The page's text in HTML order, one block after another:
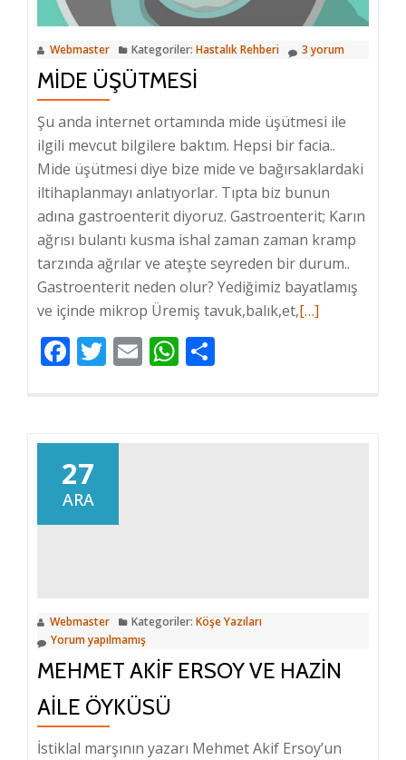
Webmaster Kategoriler: Hastalık Rehberi 3 yorum
MIDE ÜŞÜTMESI
Şu anda internet ortamında mide üşütmesi ile
ilgili mevcut bilgilere baktım. Hepsi bir facia..
Mide üşütmesi diye bize mide ve bağırsaklardaki
iltihaplanmayı anlatıyorlar. Tıpta biz bunun
adına gastroenterit diyoruz. Gastroenterit; Karın
ağrısı bulantı kusma ishal zaman zaman kramp
tarzında ağrılar ve ateşte seyreden bir durum..
Gastroenterit neden olur? Yediğimiz bayatlamış
ve içinde mikrop Üremiş tavuk,balık,et,Hakkında
[…]
FacebookTwitterEmail WhatsApp
27
ARA
Webmaster Kategoriler: Köşe Yazıları
Yorum yapılmamış
MEHMET AKIF ERSOY VE HAZIN
AILE ÖYKÜSÜ
İstiklal marşının yazarı Mehmet Akif Ersoy’un